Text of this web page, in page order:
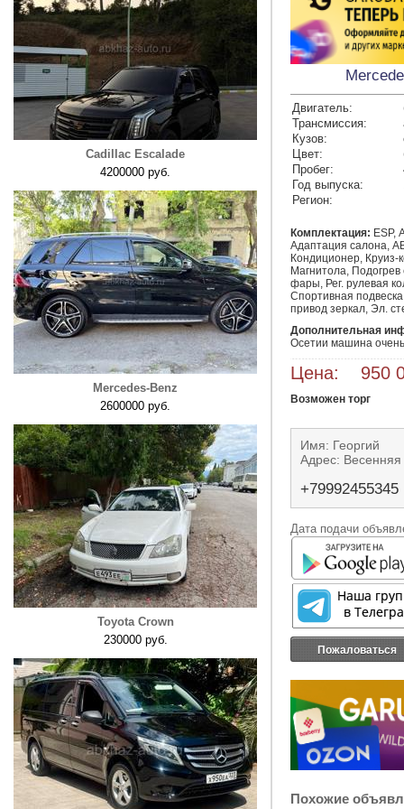
Cadillac Escalade
4200000 руб.
Mercedes-Benz
2600000 руб.
Toyota Crown
230000 руб.
Двигатель:
Трансмиссия:
Кузов:
Цвет:
Пробег:
Год выпуска:
Регион:
Комплектация: ESP,
Адаптация салона,
Кондиционер, Круиз-
Магнитола,
фары, Рег. рулевая
Спортивная
привод зеркал, Эл.
Дополнительная
Осетии машина
Цена: 950
Возможен торг
Имя: Георгий
Адрес: Весенняя
+79992455345
Дата подачи
Пожаловаться
Похожие